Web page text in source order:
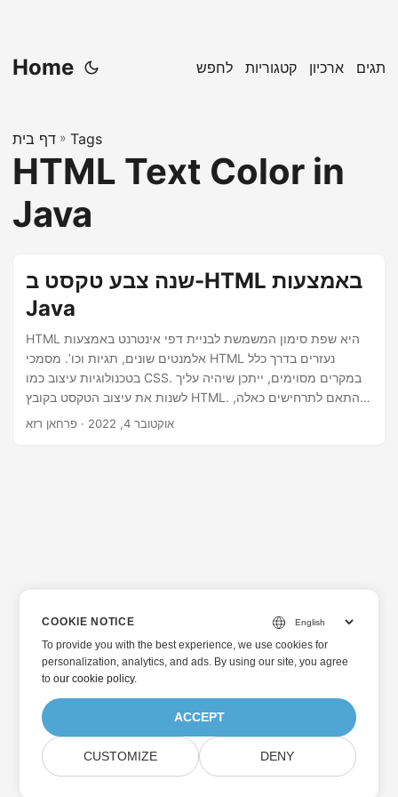
Home לחפש קטגוריות ארכיון תגים
דף בית » Tags
HTML Text Color in
Java
שנה צבע טקסט ב-HTML באמצעות
Java
HTML היא שפת סימון המשמשת לבניית דפי אינטרנט באמצעות
אלמנטים שונים, תגיות וכו’. מסמכי HTML נעזרים בדרך כלל
בטכנולוגיות עיצוב כמו CSS. במקרים מסוימים, ייתכן שיהיה עליך
לשנות את עיצוב הטקסט בקובץ HTML. בהתאם לתרחישים כאלה,
מאמר זה מכסה כיצד לשנות את צבע הטקסט בקובץ HTML באופן
אוקטובר 4, 2022 · פרחאן רזא
COOKIE NOTICE
To provide you with the best experience, we use cookies for
personalization, analytics, and ads. By using our site, you agree
toour cookie policy.
ACCEPT
CUSTOMIZE DENY